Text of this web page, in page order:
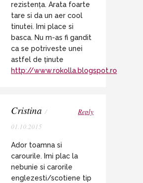
rezistența. Arata foarte
tare si da un aer cool
tinutei. Imi place si
basca. Nu m-as fi gandit
ca se potriveste unei
astfel de ținute
http://www.rokolla.blogspot.ro
Cristina /
01.10.2015
Reply
Ador toamna si
carourile. Imi plac la
nebunie si carorile
englezesti/scotiene tip